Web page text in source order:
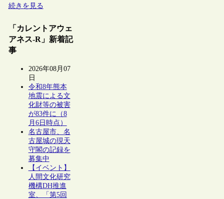
続きを見る
「カレントアウェ
アネス-R」新着記
事
2026年08月07
日
令和8年熊本
地震による文
化財等の被害
が83件に（8
月6日時点）
名古屋市、名
古屋城の現天
守閣の記録を
募集中
【イベント】
人間文化研究
機構DH推進
室、「第5回